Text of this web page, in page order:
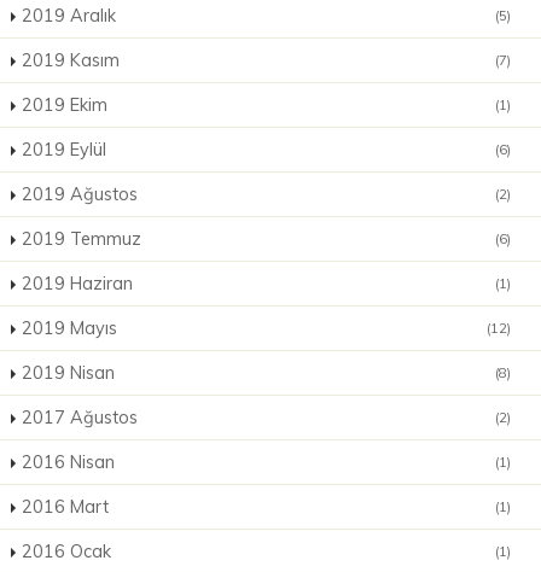
2019 Aralık (5)
2019 Kasım (7)
2019 Ekim (1)
2019 Eylül (6)
2019 Ağustos (2)
2019 Temmuz (6)
2019 Haziran (1)
2019 Mayıs (12)
2019 Nisan (8)
2017 Ağustos (2)
2016 Nisan (1)
2016 Mart (1)
2016 Ocak (1)